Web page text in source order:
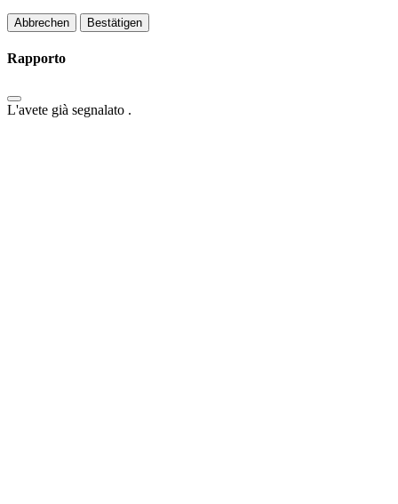
Bestätigen
Rapporto
L'avete già segnalato .